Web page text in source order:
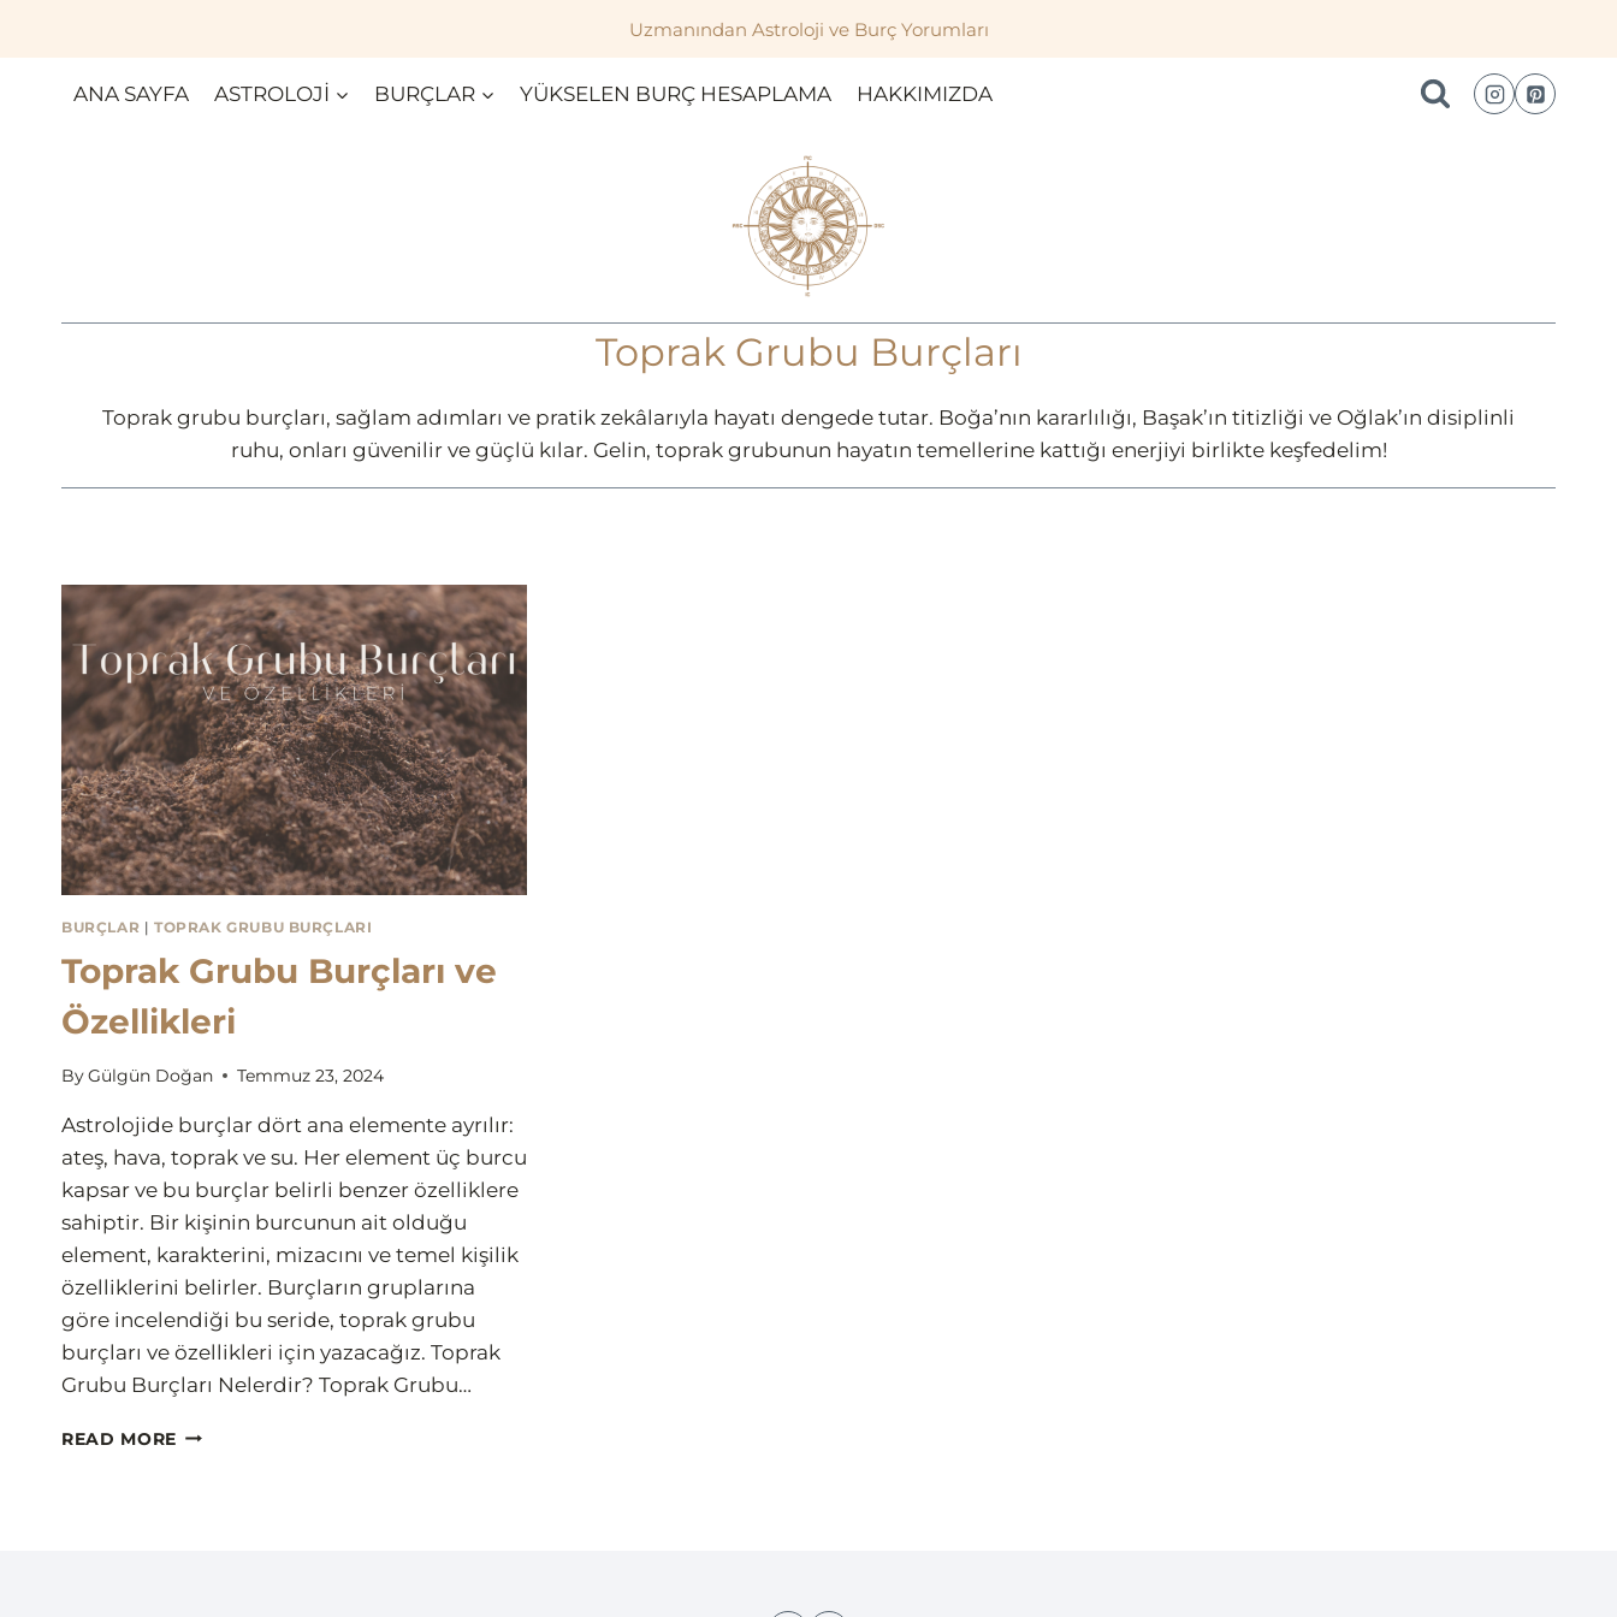
Uzmanından Astroloji ve Burç Yorumları
ANA SAYFA ASTROLOJI BURÇLAR YÜKSELEN BURÇ HESAPLAMA HAKKIMIZDA
Toprak Grubu Burçları
Toprak grubu burçları, sağlam adımları ve pratik zekâlarıyla hayatı dengede tutar. Boğa’nın kararlılığı, Başak’ın titizliği ve Oğlak’ın disiplinli
ruhu, onları güvenilir ve güçlü kılar. Gelin, toprak grubunun hayatın temellerine kattığı enerjiyi birlikte keşfedelim!
BURÇLAR | TOPRAK GRUBU BURÇLARI
Toprak Grubu Burçları ve
Özellikleri
ByGülgün Doğan Temmuz 23, 2024
Astrolojide burçlar dört ana elemente ayrılır:
ateş, hava, toprak ve su. Her element üç burcu
kapsar ve bu burçlar belirli benzer özelliklere
sahiptir. Bir kişinin burcunun ait olduğu
element, karakterini, mizacını ve temel kişilik
özelliklerini belirler. Burçların gruplarına
göre incelendiği bu seride, toprak grubu
burçları ve özellikleri için yazacağız. Toprak
Grubu Burçları Nelerdir? Toprak Grubu…
READ MORE TOPRAK